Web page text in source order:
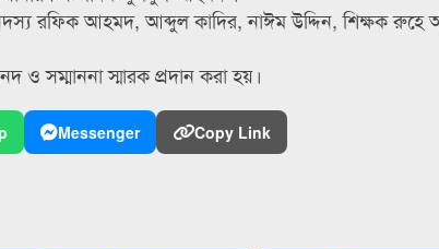
সদস্য রফিক আহমদ, আব্দুল কাদির, নাঈম উদ্দিন, শিক্ষক
ও সম্মাননা স্মারক প্রদান করা হয়।
Messenger Copy Link